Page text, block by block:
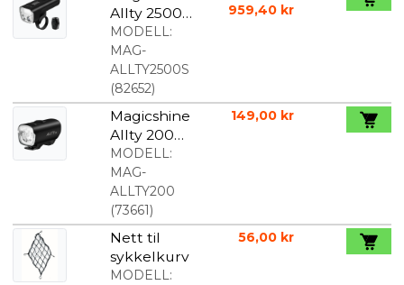
Allty 2500S
frontlys
MODELL:
MAG-
ALLTY2500S
(82652)
959,40 kr
Magicshine
Allty 200
lumen
frontlys
MODELL:
MAG-
ALLTY200
(73661)
149,00 kr
Nett til
sykkelkurv
MODELL:
56,00 kr